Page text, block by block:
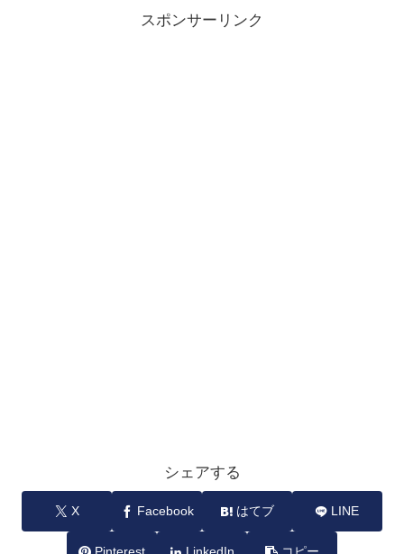
スポンサーリンク
シェアする
X Facebook はてブ LINE